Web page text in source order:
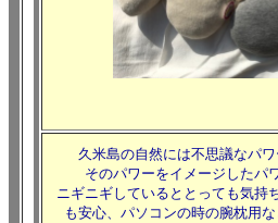
久米島の自然には不思議なパワ
そのパワーをイメージしたパ
ニギニギしているととっても気持
も安心、パソコンの時の腕枕用